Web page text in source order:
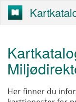
Her finner du